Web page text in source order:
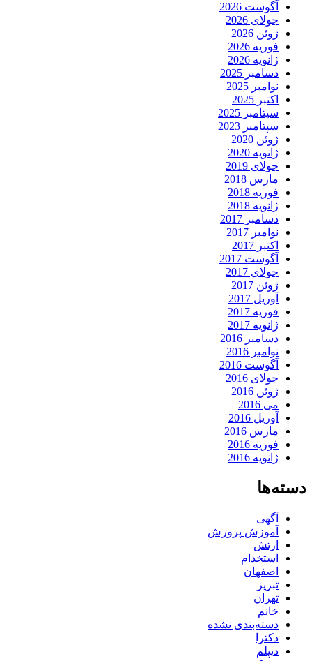
آگوست 2026
جولای 2026
ژوئن 2026
فوریه 2026
ژانویه 2026
دسامبر 2025
نوامبر 2025
اکتبر 2025
سپتامبر 2025
سپتامبر 2023
ژوئن 2020
ژانویه 2020
جولای 2019
مارس 2018
فوریه 2018
ژانویه 2018
دسامبر 2017
نوامبر 2017
اکتبر 2017
آگوست 2017
جولای 2017
ژوئن 2017
آوریل 2017
فوریه 2017
ژانویه 2017
دسامبر 2016
نوامبر 2016
آگوست 2016
جولای 2016
ژوئن 2016
می 2016
آوریل 2016
مارس 2016
فوریه 2016
ژانویه 2016
دسته‌ها
آگهی
آموزش پرورش
ارتش
استخدام
اصفهان
تبریز
تهران
خانم
دسته‌بندی نشده
دکترا
دیپلم